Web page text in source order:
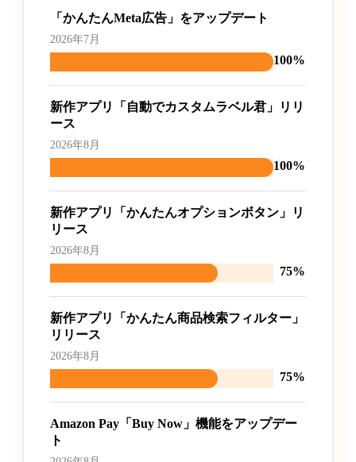
「かんたんMeta広告」をアップデート
2026年7月
100%
新作アプリ「自動でカスタムラベル君」リリ
ース
2026年8月
100%
新作アプリ「かんたんオプションボタン」リ
リース
2026年8月
75%
新作アプリ「かんたん商品検索フィルター」
リリース
2026年8月
75%
Amazon Pay「Buy Now」機能をアップデー
ト